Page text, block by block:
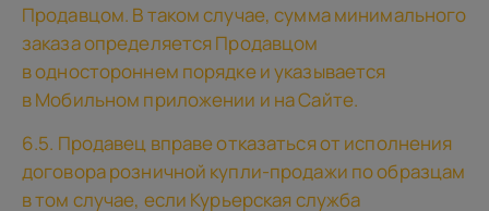
Продавцом. В таком случае, сумма минимального
заказа определяется Продавцом
в одностороннем порядке и указывается
в Мобильном приложении и на Сайте.
6.5. Продавец вправе отказаться от исполнения
договора розничной купли-продажи по образцам
в том случае, если Курьерская служба